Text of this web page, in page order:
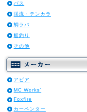
バス
渓流・テンカラ
鯛ラバ
船釣り
その他
アピア
MC Works’
Foxfire
カーペンター